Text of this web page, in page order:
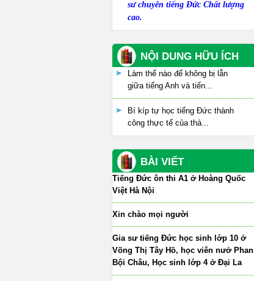
sư chuyên tiếng Đức Chất lượng
cao.
NỘI DUNG HỮU ÍCH
Làm thế nào để không bị lẫn
giữa tiếng Anh và tiến...
Bí kíp tự học tiếng Đức thành
công thực tế của thà...
BÀI VIẾT
Tiếng Đức ôn thi A1 ở Hoàng Quốc
Việt Hà Nội
Xin chào mọi người
Gia sư tiếng Đức học sinh lớp 10 ở
Võng Thị Tây Hồ, học viên nưở Phan
Bội Châu, Học sinh lớp 4 ở Đại La